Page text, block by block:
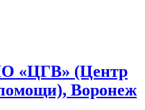
«ЦГВ» (Центр
Воронеж